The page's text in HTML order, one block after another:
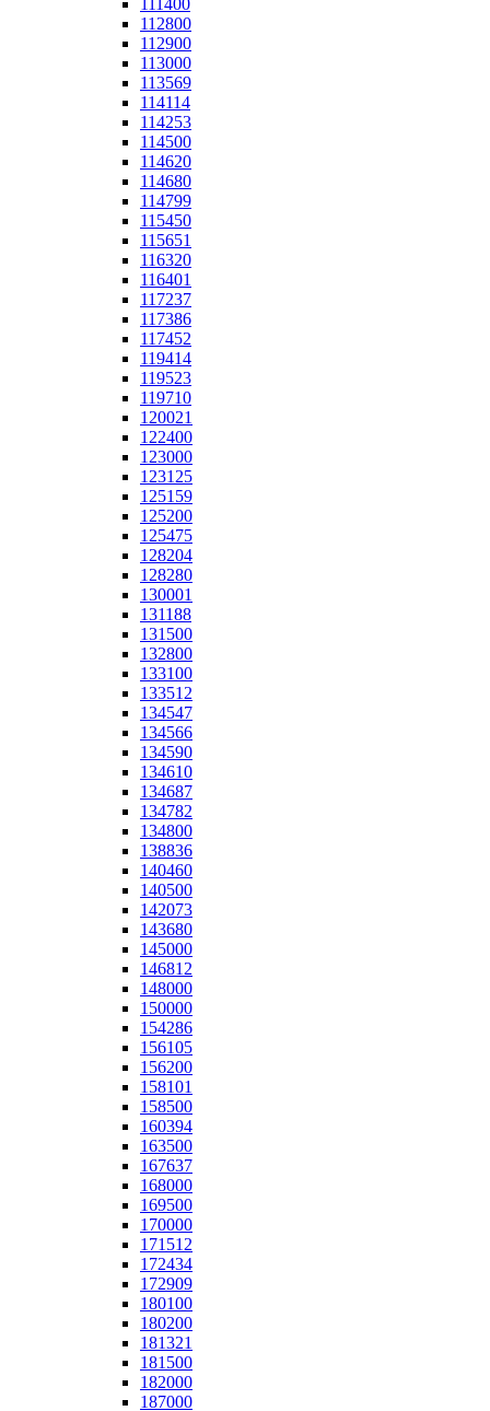
112800
112900
113000
113569
114114
114253
114500
114620
114680
114799
115450
115651
116320
116401
117237
117386
117452
119414
119523
119710
120021
122400
123000
123125
125159
125200
125475
128204
128280
130001
131188
131500
132800
133100
133512
134547
134566
134590
134610
134687
134782
134800
138836
140460
140500
142073
143680
145000
146812
148000
150000
154286
156105
156200
158101
158500
160394
163500
167637
168000
169500
170000
171512
172434
172909
180100
180200
181321
181500
182000
187000